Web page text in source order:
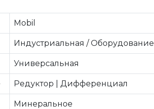
Mobil
Индустриальная / Оборудование
Универсальная
Редуктор | Дифференциал
Минеральное